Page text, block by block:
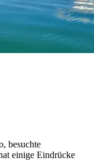
besuchte
einige Eindrücke